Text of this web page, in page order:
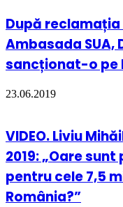
După
Ambasada SUA,
sancționat-o pe
23.06.2019
VIDEO. Liviu
2019: „Oare
pentru cele 7,5
România?”